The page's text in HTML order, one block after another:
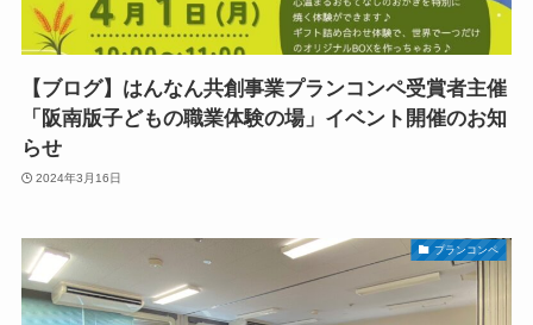
【ブログ】はんなん共創事業プランコンペ受賞者主催
「阪南版子どもの職業体験の場」イベント開催のお知
らせ
2024年3月16日
プランコンペ